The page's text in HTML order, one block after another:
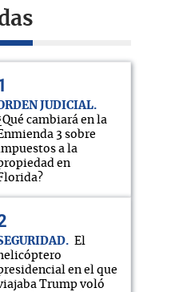
JUDICIAL
cambiará en la
3 sobre
a la
en
El
en el que
Trump voló